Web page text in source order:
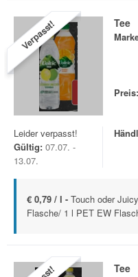
Verpasst! Tee
Preis:
Leider verpasst!
Gültig: 07.07. -
13.07.
€ 0,79 / l - Touch oder
Flasche/ 1 l PET EW
Tee